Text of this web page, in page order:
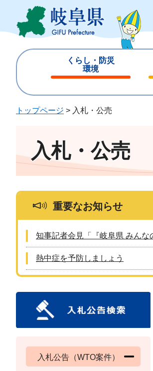
ジ
ュ
くらし・防災
環境
じ
トップページ > 入札・公売
入札・公売
重要なお知らせ
知事記者会見「『岐阜県 みん
熱中症を予防しましょう
入札公告（WTO案件）